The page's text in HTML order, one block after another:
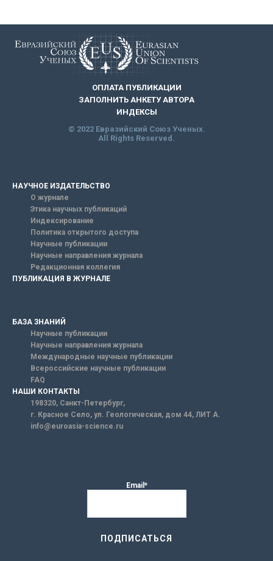
ОПЛАТА ПУБЛИКАЦИИ
ЗАПОЛНИТЬ АНКЕТУ АВТОРА
ИНДЕКСЫ
© 2022 Евразийский Союз Ученых.
All Rights Reserved.
НАУЧНОЕ ИЗДАТЕЛЬСТВО
О журнале
Этика научных публикаций
Индексирование
Политика открытого доступа
Научные публикации
Научные направления журнала
Редакционная коллегия
ПУБЛИКАЦИЯ В ЖУРНАЛЕ
БАЗА ЗНАНИЙ
Научные публикации
Научные направления журнала
Международные научные публикации
Всероссийские научные публикации
FAQ
НАШИ КОНТАКТЫ
198320, Санкт-Петербург,
г. Красное Село, ул. Геологическая, дом 44, ЛИТ А.
info@euroasia-science.ru
Email*